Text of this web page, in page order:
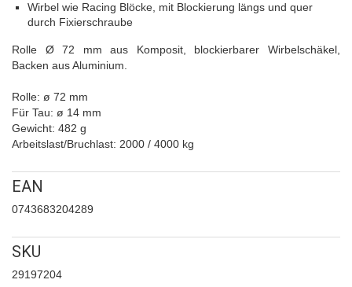
Wirbel wie Racing Blöcke, mit Blockierung längs und quer
durch Fixierschraube
Rolle Ø 72 mm aus Komposit, blockierbarer Wirbelschäkel,
Backen aus Aluminium.
Rolle: ø 72 mm
Für Tau: ø 14 mm
Gewicht: 482 g
Arbeitslast/Bruchlast: 2000 / 4000 kg
EAN
0743683204289
SKU
29197204